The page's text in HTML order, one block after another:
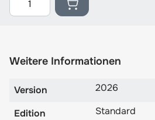
Weitere Informationen
Version 2026
Edition Standard